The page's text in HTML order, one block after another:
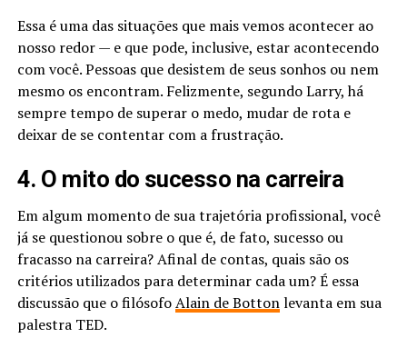
Essa é uma das situações que mais vemos acontecer ao
nosso redor — e que pode, inclusive, estar acontecendo
com você. Pessoas que desistem de seus sonhos ou nem
mesmo os encontram. Felizmente, segundo Larry, há
sempre tempo de superar o medo, mudar de rota e
deixar de se contentar com a frustração.
4. O mito do sucesso na carreira
Em algum momento de sua trajetória profissional, você
já se questionou sobre o que é, de fato, sucesso ou
fracasso na carreira? Afinal de contas, quais são os
critérios utilizados para determinar cada um? É essa
discussão que o filósofoAlain de Bottonlevanta em sua
palestra TED.